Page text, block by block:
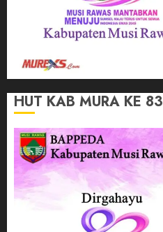
HUT KAB MURA KE 83